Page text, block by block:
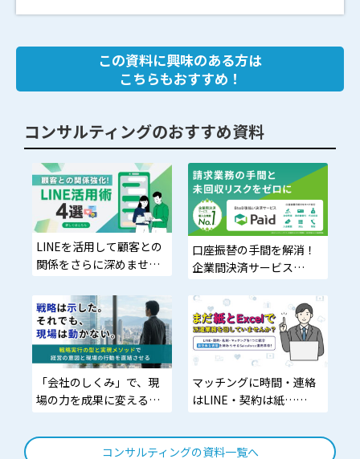
この資料に興味のある方は
こちらもおすすめ！
コンサルティングのおすすめ資料
LINEを活用して顧客との
関係をさらに深めません
口座振替の手間を解消！
企業間決済サービス
ズな決済を。
「会社のしくみ」で、現
場の力を成果に変える。
掘り起こすには?
マッチングに時間・連絡
はLINE・契約は紙…
て“1つ”で解決する方法と
は？
コンサルティングの資料一覧へ